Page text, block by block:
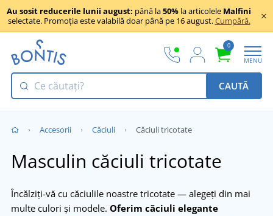
Au sosit reducerile lunii august: până la50% la articolele Malfini
selectate. Promoția este valabilă doar până pe 16 august.Cumpără.
0
MENU
CAUTĂ
Accesorii Căciuli Căciuli tricotate
Masculin căciuli tricotate
Încălziți-vă cu căciulile noastre tricotate — alegeți din mai
multe culori și modele. Oferim căciuli elegante